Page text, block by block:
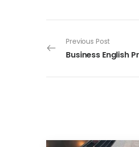
Previous Post
Business English